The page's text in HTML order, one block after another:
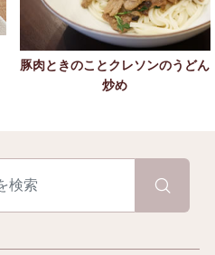
豚肉ときのことクレソンのうどん
炒め